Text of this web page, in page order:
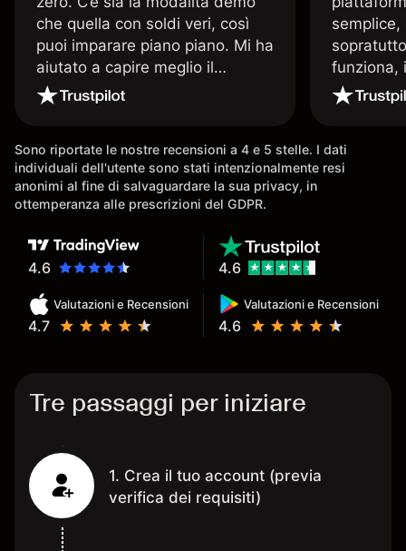
che quella con soldi veri, così
puoi imparare piano piano. Mi ha
aiutato a capire meglio il
trading. La consiglio a chi parte
senza esperienza.
funziona,
Davide e'
spiega
Sono riportate le nostre recensioni a 4 e 5 stelle. I dati
individuali dell'utente sono stati intenzionalmente resi
anonimi al fine di salvaguardare la sua privacy, in
ottemperanza alle prescrizioni del GDPR.
4.6
Valutazioni e Recensioni
4.7
Valutazioni e Recensioni
4.6
4.6
Tre passaggi per iniziare
1. Crea il tuo account (previa
verifica dei requisiti)